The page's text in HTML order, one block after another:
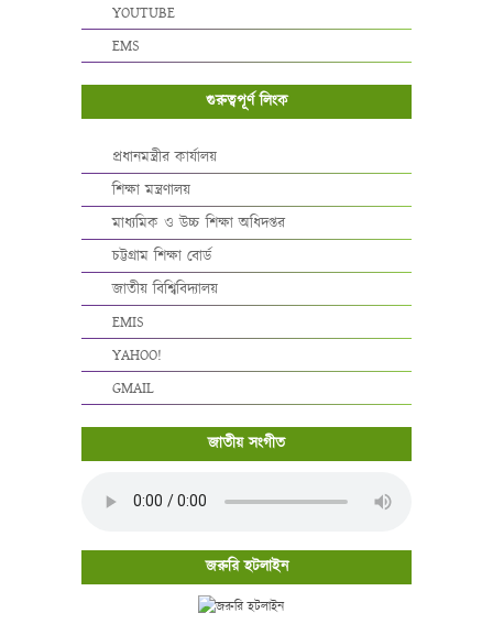
YOUTUBE
EMS
গুরুত্বপূর্ণ লিংক
প্রধানমন্ত্রীর কার্যালয়
শিক্ষা মন্ত্রণালয়
মাধ্যমিক ও উচ্চ শিক্ষা অধিদপ্তর
চট্টগ্রাম শিক্ষা বোর্ড
জাতীয় বিশ্বিবিদ্যালয়
EMIS
YAHOO!
GMAIL
জাতীয় সংগীত
জরুরি হটলাইন